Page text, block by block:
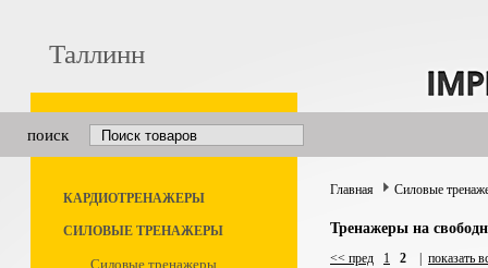
Таллинн
поиск
КАРДИОТРЕНАЖЕРЫ
СИЛОВЫЕ ТРЕНАЖЕРЫ
Силовые тренажеры
Главная Силовые
Тренажеры на
<< пред 1 2 показать